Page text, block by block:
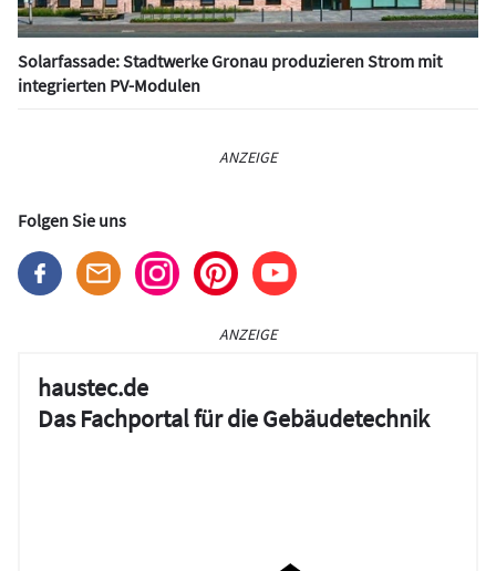
Solarfassade: Stadtwerke Gronau produzieren Strom mit
integrierten PV-Modulen
ANZEIGE
Folgen Sie uns
ANZEIGE
haustec.de
Das Fachportal für die Gebäudetechnik